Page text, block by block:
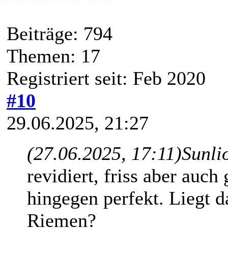
Beiträge: 794
Themen: 17
Registriert seit: Feb 2020
#10
29.06.2025, 21:27
(27.06.2025, 17:11)
revidiert, friss aber
hingegen perfekt. Liegt
Riemen?